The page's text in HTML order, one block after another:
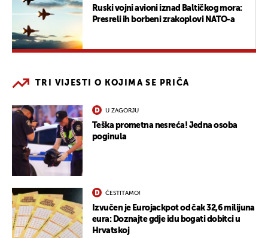
Ruski vojni avioni iznad Baltičkog mora:
Presreli ih borbeni zrakoplovi NATO-a
TRI VIJESTI O KOJIMA SE PRIČA
U ZAGORJU
Teška prometna nesreća! Jedna osoba
poginula
ČESTITAMO!
Izvučen je Eurojackpot od čak 32,6 milijuna
eura: Doznajte gdje idu bogati dobitci u
Hrvatskoj